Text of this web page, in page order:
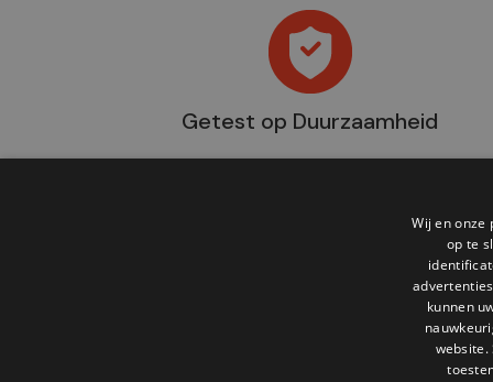
Getest op Duurzaamheid
Wij en onze
op te
kunnen
website.